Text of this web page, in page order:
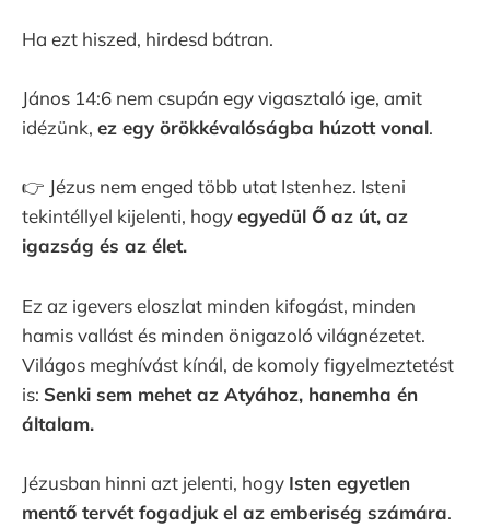
Ha ezt hiszed, hirdesd bátran.
János 14:6 nem csupán egy vigasztaló ige, amit
idézünk, ez egy örökkévalóságba húzott vonal.
👉 Jézus nem enged több utat Istenhez. Isteni
tekintéllyel kijelenti, hogyegyedül Ő az út, az
igazság és az élet.
Ez az igevers eloszlat minden kifogást, minden
hamis vallást és minden önigazoló világnézetet.
Világos meghívást kínál, de komoly figyelmeztetést
is: Senki sem mehet az Atyához, hanemha én
általam.
Jézusban hinni azt jelenti, hogy Isten egyetlen
mentő tervét fogadjuk el az emberiség számára.